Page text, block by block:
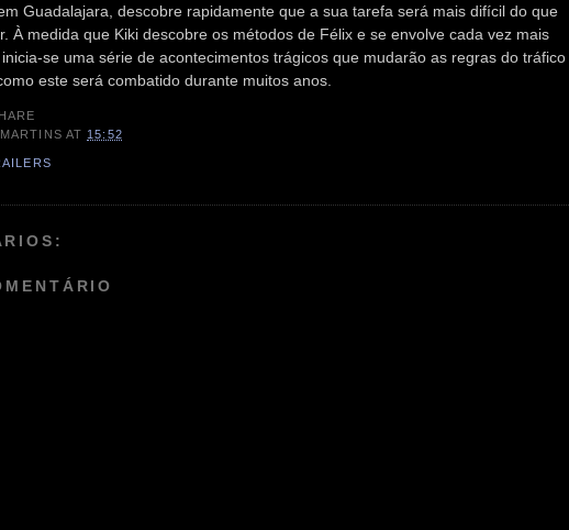
Guadalajara, descobre rapidamente que a sua tarefa será mais difícil do que
À medida que Kiki descobre os métodos de Félix e se envolve cada vez mais
se uma série de acontecimentos trágicos que mudarão as regras do tráfico
este será combatido durante muitos anos.
AT 15:52